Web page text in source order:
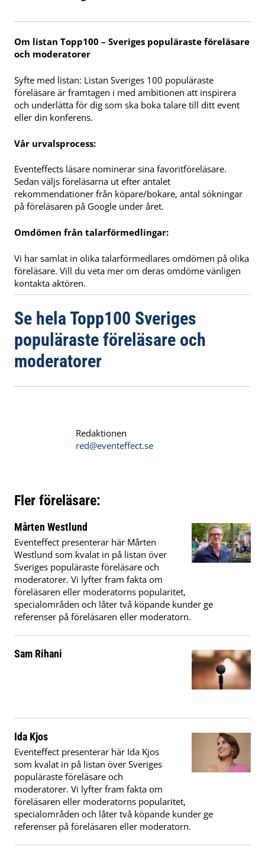
Om listan Topp100 – Sveriges populäraste föreläsare
och moderatorer
Syfte med listan: Listan Sveriges 100 populäraste
föreläsare är framtagen i med ambitionen att inspirera
och underlätta för dig som ska boka talare till ditt event
eller din konferens.
Vår urvalsprocess:
Eventeffects läsare nominerar sina favoritföreläsare.
Sedan väljs föreläsarna ut efter antalet
rekommendationer från köpare/bokare, antal sökningar
på föreläsaren på Google under året.
Omdömen från talarförmedlingar:
Vi har samlat in olika talarförmedlares omdömen på olika
föreläsare. Vill du veta mer om deras omdöme vänligen
kontakta aktören.
Se hela Topp100 Sveriges
populäraste föreläsare och
moderatorer
Redaktionen
red@eventeffect.se
Fler föreläsare:
Mårten Westlund
Eventeffect presenterar här Mårten
Westlund som kvalat in på listan över
Sveriges populäraste föreläsare och
moderatorer. Vi lyfter fram fakta om
föreläsaren eller moderatorns popularitet,
specialområden och låter två köpande kunder ge
referenser på föreläsaren eller moderatorn.
Sam Rihani
Ida Kjos
Eventeffect presenterar här Ida Kjos
som kvalat in på listan över Sveriges
populäraste föreläsare och
moderatorer. Vi lyfter fram fakta om
föreläsaren eller moderatorns popularitet,
specialområden och låter två köpande kunder ge
referenser på föreläsaren eller moderatorn.